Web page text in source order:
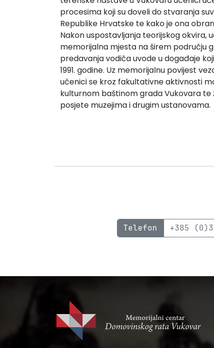
procesima koji su doveli do stvaranja
Republike Hrvatske te kako je ona
Nakon uspostavljanja teorijskog okvira,
memorijalna mjesta na širem području
predavanja vodiča uvode u događaje
1991. godine. Uz memorijalnu povijest
učenici se kroz fakultativne aktivnosti
kulturnom baštinom grada Vukovara te
posjete muzejima i drugim ustanovama.
Telefon +385